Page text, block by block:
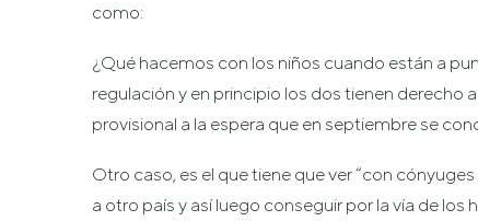
como:
¿Qué hacemos con los niños cuando están a
regulación y en principio los dos tienen derecho
provisional a la espera que en septiembre se
Otro caso, es el que tiene que ver “con
a otro país y así luego conseguir por la vía de